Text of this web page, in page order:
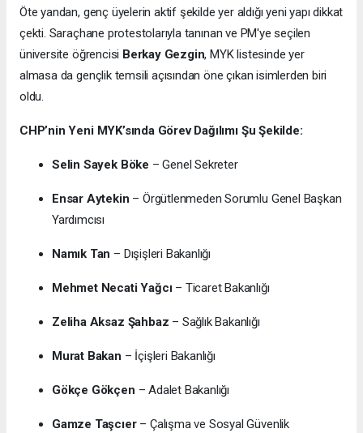
Öte yandan, genç üyelerin aktif şekilde yer aldığı yeni yapı dikkat
çekti. Saraçhane protestolarıyla tanınan ve PM'ye seçilen
üniversite öğrencisi Berkay Gezgin, MYK listesinde yer
almasa da gençlik temsili açısından öne çıkan isimlerden biri
oldu.
CHP’nin Yeni MYK’sında Görev Dağılımı Şu Şekilde:
Selin Sayek Böke – Genel Sekreter
Ensar Aytekin – Örgütlenmeden Sorumlu Genel Başkan
Yardımcısı
Namık Tan – Dışişleri Bakanlığı
Mehmet Necati Yağcı– Ticaret Bakanlığı
Zeliha Aksaz Şahbaz – Sağlık Bakanlığı
Murat Bakan – İçişleri Bakanlığı
Gökçe Gökçen – Adalet Bakanlığı
Gamze Taşcıer– Çalışma ve Sosyal Güvenlik